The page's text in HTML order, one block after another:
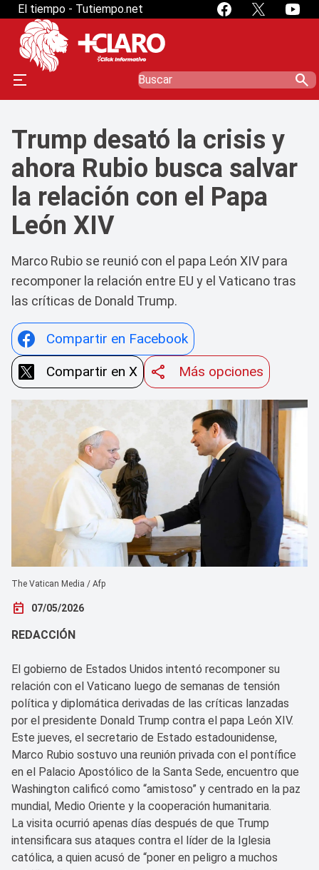
El tiempo - Tutiempo.net
search
Trump desató la crisis y
ahora Rubio busca salvar
la relación con el Papa
León XIV
Marco Rubio se reunió con el papa León XIV para
recomponer la relación entre EU y el Vaticano tras
las críticas de Donald Trump.
Compartir en Facebook
Compartir en X
Más opciones
The Vatican Media / Afp
today 07/05/2026
REDACCIÓN
El gobierno de Estados Unidos intentó recomponer su
relación con el Vaticano luego de semanas de tensión
política y diplomática derivadas de las críticas lanzadas
por el presidente Donald Trump contra el papa León XIV.
Este jueves, el secretario de Estado estadounidense,
Marco Rubio sostuvo una reunión privada con el pontífice
en el Palacio Apostólico de la Santa Sede, encuentro que
Washington calificó como “amistoso” y centrado en la paz
mundial, Medio Oriente y la cooperación humanitaria.
La visita ocurrió apenas días después de que Trump
intensificara sus ataques contra el líder de la Iglesia
católica, a quien acusó de “poner en peligro a muchos